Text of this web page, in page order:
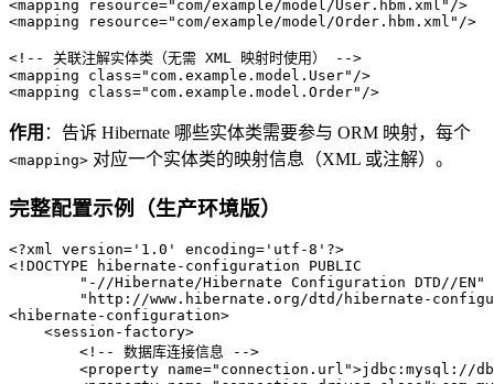
<mapping resource="com/example/model/User.hbm.xml" />
<mapping resource="com/example/model/Order.hbm.xml" />
<!-- 关联注解实体类（无需 XML 映射时使用） -->
<mapping class="com.example.model.User" />
<mapping class="com.example.model.Order" />
作用 ：告诉 Hibernate 哪些实体类需要参与 ORM 映射，每个
<mapping> 对应一个实体类的映射信息（XML 或注解）。
完整配置示例（生产环境版）
<?xml version='1.0' encoding='utf-8'?>
<!DOCTYPE
hibernate-configuration
PUBLIC
"-//Hibernate/Hibernate Configuration DTD//EN"
"http://www.hibernate.org/dtd/hibernate-
<hibernate-configuration>
<session-factory>
<!-- 数据库连接信息 -->
<property name="connection.url">jdbc:mysql://